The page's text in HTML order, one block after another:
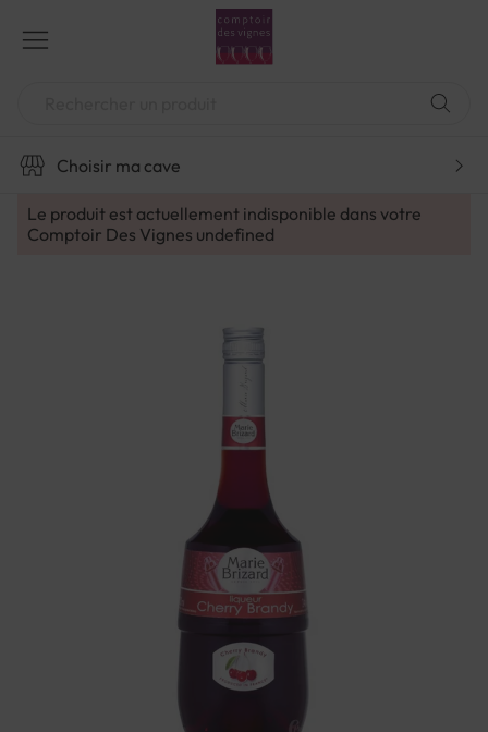
contenu
Choisir ma cave
Le produit est actuellement indisponible dans votre
Comptoir Des Vignes undefined